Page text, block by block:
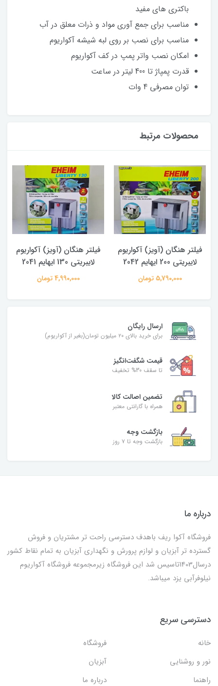
باکتری های مفید
مناسب برای جمع آوری مواد و ذرات معلق در آب
مناسب برای نصب بر روی لبه شیشه آکواریوم
امکان نصب واتر پمپ در کف آکواریوم
قدرت پمپاژ تا 400 لیتر در ساعت
توان مصرفی 4 وات
محصولات مرتبط
فیلتر هنگان (آویز) آکواریوم
لایبریتی 200 ایهایم 2042
5,790,000 تومان
فیلتر هنگان (آویز) آکواریوم
لایبریتی 130 ایهایم 2041
4,990,000 تومان
ارسال رایگان
برای خرید بالای ۲۰ میلیون تومان(بغیر از آکواریوم)
قیمت شگفت‌انگیز
تا سقف 30% تخفیف
تضمین اصالت کالا
همراه با گارانتی معتبر
بازگشت وجه
بازگشت وجه تا ۷ روز
درباره ما
فروشگاه آکوا ریف باهدف دسترسی راحت تر مشتریان و فروش
گسترده تر آبزیان و لوازم پرورش و نگهداری آبزیان به تمام نقاط کشور
درسال1403تاسیس شد این فروشگاه زیرمجموعه فروشگاه آکواریوم
نیلوفرآبی یزد میباشد.
دسترسی سریع
خانه
فروشگاه
نور و روشنایی
آبزیان
راهنما
درباره ما